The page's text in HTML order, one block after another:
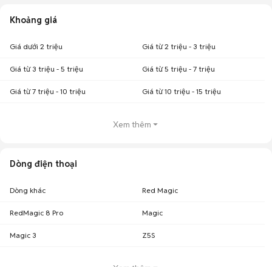
Khoảng giá
Giá dưới 2 triệu Giá từ 2 triệu - 3 triệu
Giá từ 3 triệu - 5 triệu Giá từ 5 triệu - 7 triệu
Giá từ 7 triệu - 10 triệu Giá từ 10 triệu - 15 triệu
Xem thêm
Dòng điện thoại
Dòng khác Red Magic
RedMagic 8 Pro Magic
Magic 3 Z5S